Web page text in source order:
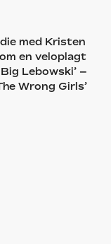
med Kristen
en veloplagt
Lebowski’ –
Wrong Girls’